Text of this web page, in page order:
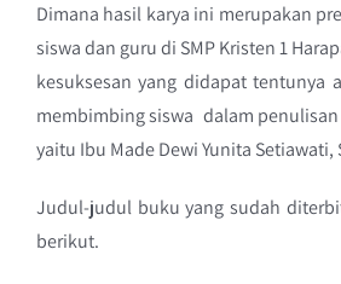
Dimana hasil karya ini merupakan
siswa dan guru di SMP Kristen 1
kesuksesan yang didapat tentunya
membimbing siswa dalam
yaitu Ibu Made Dewi Yunita Setiawati,
Judul-judul buku yang sudah
berikut.